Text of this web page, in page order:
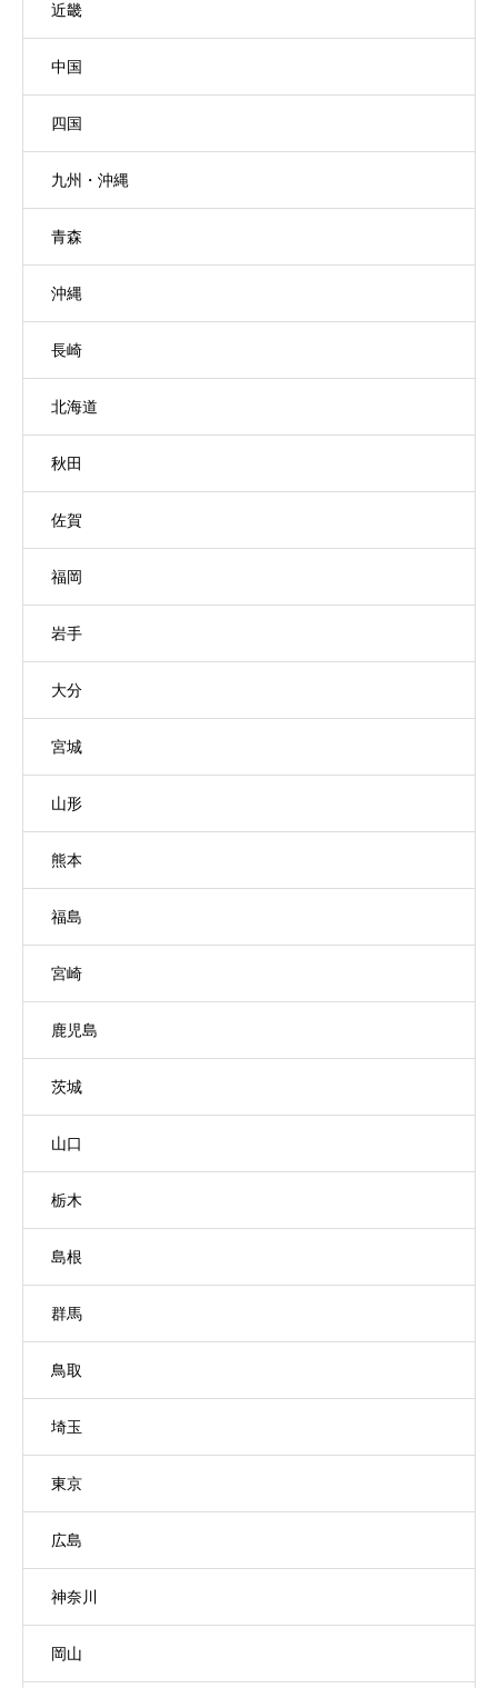
近畿
中国
四国
九州・沖縄
青森
沖縄
長崎
北海道
秋田
佐賀
福岡
岩手
大分
宮城
山形
熊本
福島
宮崎
鹿児島
茨城
山口
栃木
島根
群馬
鳥取
埼玉
東京
広島
神奈川
岡山